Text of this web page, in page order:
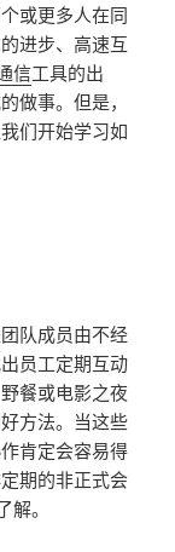
或更多人在同
进步、高速互
信工具的出
做事。但是，
们开始学习如
队成员由不经
员工定期互动
餐或电影之夜
方法。当这些
肯定会容易得
期的非正式会
解。